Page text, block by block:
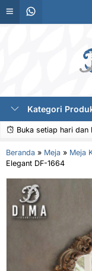
Kategori
Buka setiap hari dan
Beranda » Meja » Meja
Elegant DF-1664